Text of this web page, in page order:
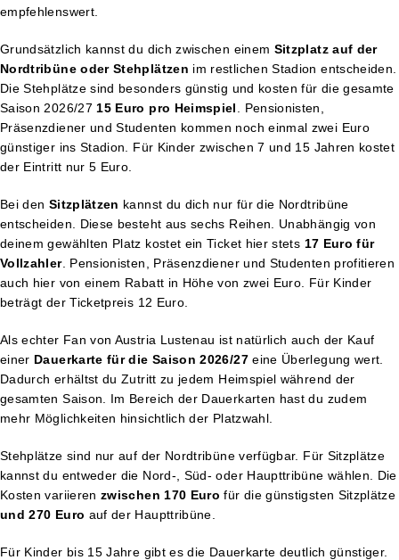
empfehlenswert.
Grundsätzlich kannst du dich zwischen einem Sitzplatz auf der
Nordtribüne oder Stehplätzen im restlichen Stadion entscheiden.
Die Stehplätze sind besonders günstig und kosten für die gesamte
Saison 2026/27 15 Euro pro Heimspiel
. Pensionisten,
Präsenzdiener und Studenten kommen noch einmal zwei Euro
günstiger ins Stadion. Für Kinder zwischen 7 und 15 Jahren kostet
der Eintritt nur 5 Euro.
Bei den Sitzplätzen kannst du dich nur für die Nordtribüne
entscheiden. Diese besteht aus sechs Reihen. Unabhängig von
deinem gewählten Platz kostet ein Ticket hier stets 17 Euro für
Vollzahler. Pensionisten, Präsenzdiener und Studenten profitieren
auch hier von einem Rabatt in Höhe von zwei Euro. Für Kinder
beträgt der Ticketpreis 12 Euro.
Als echter Fan von Austria Lustenau ist natürlich auch der Kauf
einer Dauerkarte für die Saison 2026/27eine Überlegung wert.
Dadurch erhältst du Zutritt zu jedem Heimspiel während der
gesamten Saison. Im Bereich der Dauerkarten hast du zudem
mehr Möglichkeiten hinsichtlich der Platzwahl.
Stehplätze sind nur auf der Nordtribüne verfügbar. Für Sitzplätze
kannst du entweder die Nord-, Süd- oder Haupttribüne wählen. Die
Kosten variierenzwischen 170 Eurofür die günstigsten Sitzplätze
und 270 Euro auf der Haupttribüne.
Für Kinder bis 15 Jahre gibt es die Dauerkarte deutlich günstiger.